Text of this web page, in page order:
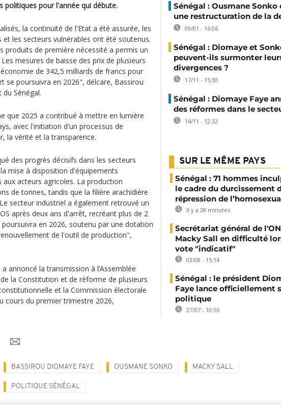
politiques pour l'année qui débute.
la continuité de l'Etat a été assurée, les
les secteurs vulnérables ont été soutenus.
produits de première nécessité a permis un
mesures de baisse des prix de plusieurs
de 342,5 milliards de francs pour
se poursuivra en 2026", délcare, Bassirou
Sénégal.
que 2025 a contribué à mettre en lumière
avec l'initiation d'un processus de
la vérité et la transparence.
des progrès décisifs dans les secteurs
mise à disposition d'équipements
acteurs agricoles. La production
de tonnes, tandis que la filière arachidière
secteur industriel a également retrouvé un
après deux ans d'arrêt, recréant plus de 2
en 2026, soutenu par une dotation
de l'outil de production",
annoncé la transmission à l’Assemblée
la Constitution et de réforme de plusieurs
et la Commission électorale
cours du premier trimestre 2026,
Sénégal : Ousmane Sonko
une restructuration de la
09/01 - 16:06
Sénégal : Diomaye et
peuvent-ils surmonter
divergences ?
17/11 - 15:30
Sénégal : Diomaye Faye
des réformes dans le
14/11 - 12:32
SUR LE MÊME PAYS
Sénégal : 71 hommes
le cadre du durcissement
répression de
Il y a 28 minutes
Secrétariat général de
Macky Sall en difficulté
vote "indicatif"
03/08 - 15:14
Sénégal : le président
Faye lance officiellement
politique
27/07 - 10:55
BASSIROU DIOMAYE FAYE OUSMANE SONKO MACKY SALL
POLITIQUE SÉNÉGAL